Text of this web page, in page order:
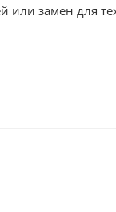
замен для